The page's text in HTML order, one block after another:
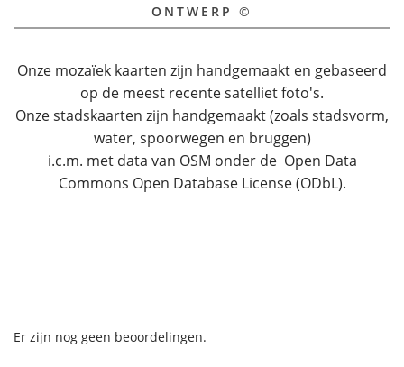
ONTWERP ©
Onze mozaïek kaarten zijn handgemaakt en gebaseerd
op de meest recente satelliet foto's.
Onze stadskaarten zijn handgemaakt (zoals stadsvorm,
water, spoorwegen en bruggen)
i.c.m. met data van OSM onder de Open Data
Commons Open Database License (ODbL).
Er zijn nog geen beoordelingen.